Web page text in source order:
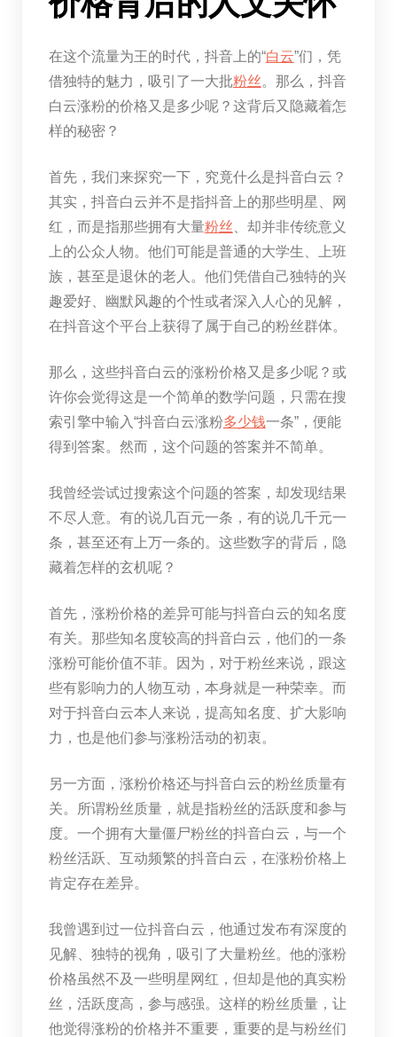
在这个流量为王的时代，抖音上的“白云”们，凭
借独特的魅力，吸引了一大批粉丝。那么，抖音
白云涨粉的价格又是多少呢？这背后又隐藏着怎
样的秘密？
首先，我们来探究一下，究竟什么是抖音白云？
其实，抖音白云并不是指抖音上的那些明星、网
红，而是指那些拥有大量粉丝 、却并非传统意义
上的公众人物。他们可能是普通的大学生、上班
族，甚至是退休的老人。他们凭借自己独特的兴
趣爱好、幽默风趣的个性或者深入人心的见解，
在抖音这个平台上获得了属于自己的粉丝群体。
那么，这些抖音白云的涨粉价格又是多少呢？或
许你会觉得这是一个简单的数学问题，只需在搜
索引擎中输入“抖音白云涨粉多少钱一条”，便能
得到答案。然而，这个问题的答案并不简单。
我曾经尝试过搜索这个问题的答案，却发现结果
不尽人意。有的说几百元一条，有的说几千元一
条，甚至还有上万一条的。这些数字的背后，隐
藏着怎样的玄机呢？
首先，涨粉价格的差异可能与抖音白云的知名度
有关。那些知名度较高的抖音白云，他们的一条
涨粉可能价值不菲。因为，对于粉丝来说，跟这
些有影响力的人物互动，本身就是一种荣幸。而
对于抖音白云本人来说，提高知名度、扩大影响
力，也是他们参与涨粉活动的初衷。
另一方面，涨粉价格还与抖音白云的粉丝质量有
关。所谓粉丝质量，就是指粉丝的活跃度和参与
度。一个拥有大量僵尸粉丝的抖音白云，与一个
粉丝活跃、互动频繁的抖音白云，在涨粉价格上
肯定存在差异。
我曾遇到过一位抖音白云，他通过发布有深度的
见解、独特的视角，吸引了大量粉丝。他的涨粉
价格虽然不及一些明星网红，但却是他的真实粉
丝，活跃度高，参与感强。这样的粉丝质量，让
他觉得涨粉的价格并不重要，重要的是与粉丝们